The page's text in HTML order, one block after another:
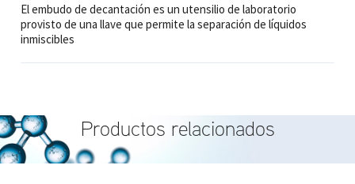
El embudo de decantación es un utensilio de laboratorio
provisto de una llave que permite la separación de líquidos
inmiscibles
Productos relacionados